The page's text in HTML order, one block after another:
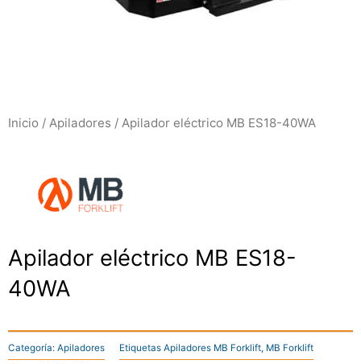
Inicio / Apiladores / Apilador eléctrico MB ES18-40WA
Apilador eléctrico MB ES18-
40WA
Categoría: Apiladores Etiquetas Apiladores MB Forklift, MB Forklift